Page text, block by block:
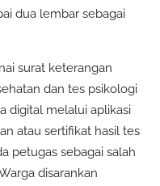
dua lembar sebagai
surat keterangan
dan tes psikologi
digital melalui aplikasi
atau sertifikat hasil tes
petugas sebagai salah
disarankan